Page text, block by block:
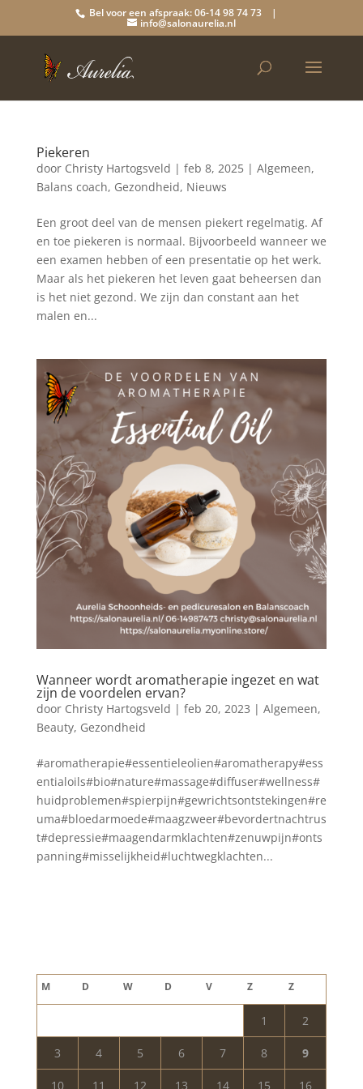
Bel voor een afspraak: 06-14 98 74 73 |
info@salonaurelia.nl
Piekeren
door Christy Hartogsveld | feb 8, 2025| Algemeen,
Balans coach, Gezondheid, Nieuws
Een groot deel van de mensen piekert regelmatig. Af
en toe piekeren is normaal. Bijvoorbeeld wanneer we
een examen hebben of een presentatie op het werk.
Maar als het piekeren het leven gaat beheersen dan
is het niet gezond. We zijn dan constant aan het
malen en...
Wanneer wordt aromatherapie ingezet en wat
zijn de voordelen ervan?
door Christy Hartogsveld | feb 20, 2023 | Algemeen,
Beauty, Gezondheid
#aromatherapie#essentieleolien#aromatherapy#ess
entialoils#bio#nature#massage#diffuser#wellness#
huidproblemen#spierpijn#gewrichtsontstekingen#re
uma#bloedarmoede#maagzweer#bevordertnachtrus
t#depressie#maagendarmklachten#zenuwpijn#onts
panning#misselijkheid#luchtwegklachten...
M D W D V Z Z
1 2
3 4 5 6 7 8 9
10 11 12 13 14 15 16